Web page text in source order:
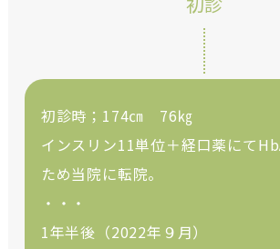
初診時；174㎝ 76㎏
インスリン11単位＋経口薬にて
ため当院に転院。
・・・
1年半後（2022年９月）